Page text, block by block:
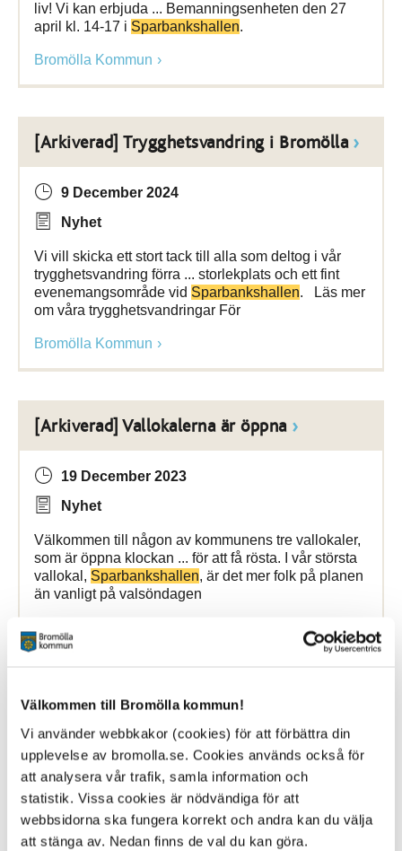
Välkommen till Bromölla kommun!
Vi använder webbkakor (cookies) för att förbättra din
upplevelse av bromolla.se. Cookies används också för
att analysera vår trafik, samla information och
statistik. Vissa cookies är nödvändiga för att
webbsidorna ska fungera korrekt och andra kan du välja
att stänga av. Nedan finns de val du kan göra.
liv! Vi kan erbjuda ... Bemanningsenheten den 27
april kl. 14-17 i Sparbankshallen.
Bromölla Kommun
[Arkiverad] Trygghetsvandring i Bromölla
9 December 2024
Nyhet
Vi vill skicka ett stort tack till alla som deltog i vår
trygghetsvandring förra ... storlekplats och ett fint
evenemangsområde vid Sparbankshallen. Läs mer
om våra trygghetsvandringar För
Bromölla Kommun
[Arkiverad] Vallokalerna är öppna
19 December 2023
Nyhet
Välkommen till någon av kommunens tre vallokaler,
som är öppna klockan ... för att få rösta. I vår största
vallokal, Sparbankshallen, är det mer folk på planen
än vanligt på valsöndagen
[Arkiverad] Vårens jobb- och
utbildningsmässa i Bromölla
25 March 2024
Torsdagen den 8 februari, klockan 10–12 bjuder